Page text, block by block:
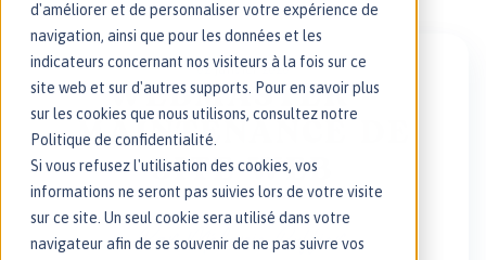
d'améliorer et de personnaliser votre expérience de
navigation, ainsi que pour les données et les
indicateurs concernant nos visiteurs à la fois sur ce
site web et sur d'autres supports. Pour en savoir plus
sur les cookies que nous utilisons, consultez notre
Politique de confidentialité.
Si vous refusez l'utilisation des cookies, vos
informations ne seront pas suivies lors de votre visite
sur ce site. Un seul cookie sera utilisé dans votre
navigateur afin de se souvenir de ne pas suivre vos
02 janvier 2020
WEBMASTER –
MAINTENANCE DE
SITE WEB
Par Mélanie Ruffier